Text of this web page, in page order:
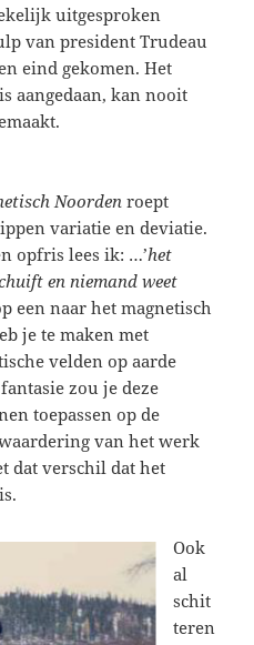
uitgesproken
van president Trudeau
eind gekomen. Het
aangedaan, kan nooit
Noordenroept
variatie en deviatie.
opfris lees ik: …’het
en niemand weet
een naar het magnetisch
je te maken met
velden op aarde
zou je deze
toepassen op de
van het werk
dat verschil dat het
Ook
al
schit
teren